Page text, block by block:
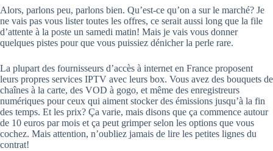
Alors, parlons peu, parlons bien. Qu’est-ce qu’on a sur le marché? Je
ne vais pas vous lister toutes les offres, ce serait aussi long que la file
d’attente à la poste un samedi matin! Mais je vais vous donner
quelques pistes pour que vous puissiez dénicher la perle rare.
La plupart des fournisseurs d’accès à internet en France proposent
leurs propres services IPTV avec leurs box. Vous avez des bouquets de
chaînes à la carte, des VOD à gogo, et même des enregistreurs
numériques pour ceux qui aiment stocker des émissions jusqu’à la fin
des temps. Et les prix? Ça varie, mais disons que ça commence autour
de 10 euros par mois et ça peut grimper selon les options que vous
cochez. Mais attention, n’oubliez jamais de lire les petites lignes du
contrat!